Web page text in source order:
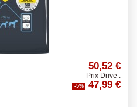
50,52 €
Prix Drive :
-5% 47,99 €